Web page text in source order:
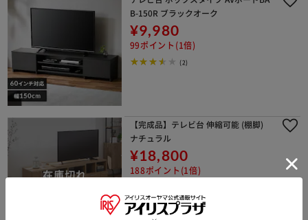
B-150R ブラックオーク
¥9,980
99ポイント(1倍)
(2)
【完成品】テレビ台 伸縮可能 (棚脚)
ナチュラル
¥18,800
188ポイント(1倍)